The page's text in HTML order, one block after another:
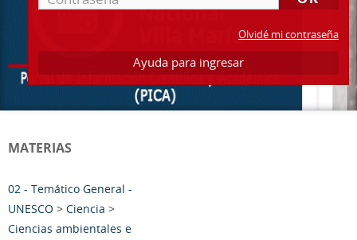
Olvidé mi contraseña
Ayuda para ingresar
MATERIAS
02 - Temático General -
UNESCO > Ciencia >
Ciencias ambientales e